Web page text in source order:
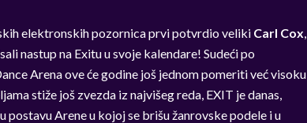
elektronskih pozornica prvi potvrdio veliki Carl Cox
nastup na Exitu u svoje kalendare! Sudeći po
Arena ove će godine još jednom pomeriti već visoku
stiže još zvezda iz najvišeg reda, EXIT je danas,
Arene u kojoj se brišu žanrovske podele i u